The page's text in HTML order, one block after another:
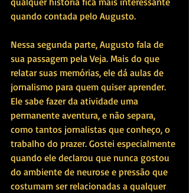
quando contada pelo Augusto.
Nessa segunda parte, Augusto fala de
sua passagem pela Veja. Mais do que
relatar suas memórias, ele dá aulas de
jornalismo para quem quiser aprender.
Ele sabe fazer da atividade uma
permanente aventura, e não separa,
como tantos jornalistas que conheço, o
trabalho do prazer. Gostei especialmente
quando ele declarou que nunca gostou
do ambiente de neurose e pressão que
costumam ser relacionadas a qualquer